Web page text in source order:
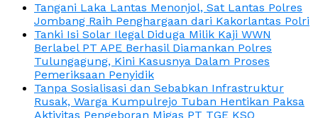
Tangani Laka Lantas Menonjol, Sat Lantas Polres
Jombang Raih Penghargaan dari Kakorlantas Polri
Tanki Isi Solar Ilegal Diduga Milik Kaji WWN
Berlabel PT APE Berhasil Diamankan Polres
Tulungagung, Kini Kasusnya Dalam Proses
Pemeriksaan Penyidik
Tanpa Sosialisasi dan Sebabkan Infrastruktur
Rusak, Warga Kumpulrejo Tuban Hentikan Paksa
Aktivitas Pengeboran Migas PT TGE KSO